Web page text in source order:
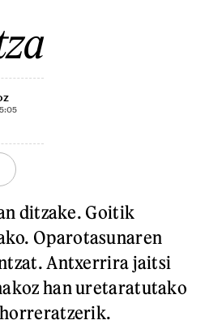
ditzake. Goitik
Oparotasunaren
Antxerrira jaitsi
han uretaratutako